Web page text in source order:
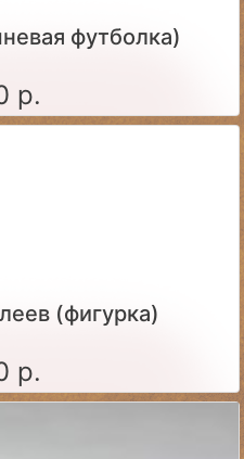
футболка)
р.
(фигурка)
р.